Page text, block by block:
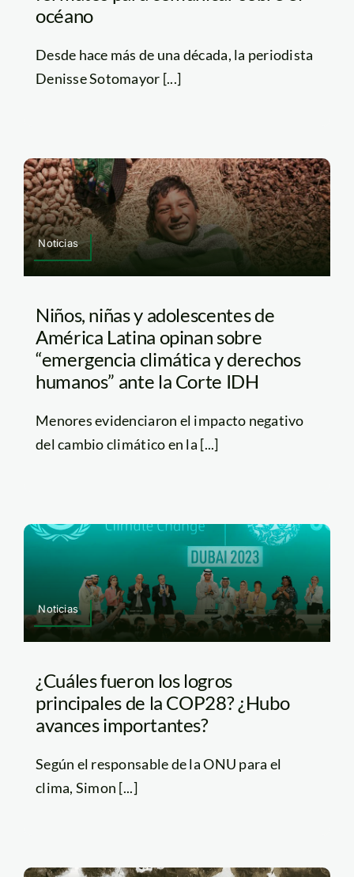
océano
Desde hace más de una década, la periodista
Denisse Sotomayor [...]
Noticias
Niños, niñas y adolescentes de
América Latina opinan sobre
“emergencia climática y derechos
humanos” ante la Corte IDH
Menores evidenciaron el impacto negativo
del cambio climático en la [...]
Noticias
¿Cuáles fueron los logros
principales de la COP28? ¿Hubo
avances importantes?
Según el responsable de la ONU para el
clima, Simon [...]